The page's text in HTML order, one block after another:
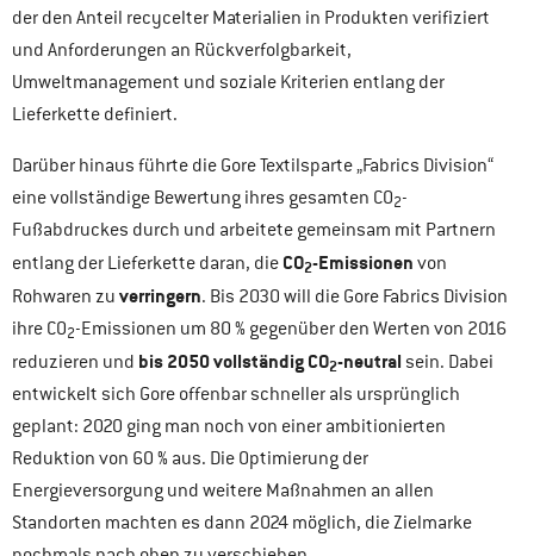
der den Anteil recycelter Materialien in Produkten verifiziert
und Anforderungen an Rückverfolgbarkeit,
Umweltmanagement und soziale Kriterien entlang der
Lieferkette definiert.
Darüber hinaus führte die Gore Textilsparte „Fabrics Division“
eine vollständige Bewertung ihres gesamten CO2-
Fußabdruckes durch und arbeitete gemeinsam mit Partnern
entlang der Lieferkette daran, die CO2-Emissionen von
Rohwaren zu verringern. Bis 2030 will die Gore Fabrics Division
ihre CO2-Emissionen um 80 % gegenüber den Werten von 2016
reduzieren und bis 2050 vollständig CO2-neutral sein. Dabei
entwickelt sich Gore offenbar schneller als ursprünglich
geplant: 2020 ging man noch von einer ambitionierten
Reduktion von 60 % aus. Die Optimierung der
Energieversorgung und weitere Maßnahmen an allen
Standorten machten es dann 2024 möglich, die Zielmarke